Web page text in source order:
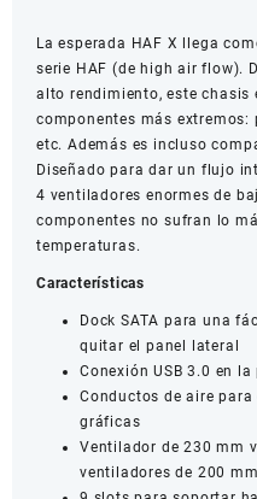
La esperada HAF X llega
serie HAF (de high air flow).
alto rendimiento, este chasis
componentes más
etc. Además es incluso
Diseñado para dar un flujo
4 ventiladores enormes de
componentes no sufran lo
temperaturas.
Características
Dock SATA para una
quitar el panel lateral
Conexión USB 3.0 en la
Conductos de aire
gráficas
Ventilador de 230 mm
ventiladores de 200 mm